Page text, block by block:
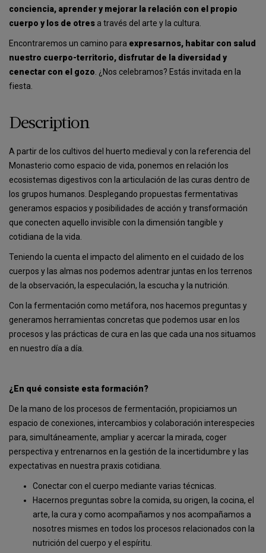
conciencia, aprender y mejorar la relación con el propio
cuerpo y los de otres a través del arte y la cultura.
Encontraremos un camino para expresarnos, habitar con salud
nuestro cuerpo-territorio, disfrutar de la diversidad y
cenectar con el gozo . ¿Nos celebramos? Estás invitada en la
fiesta.
Description
A partir de los cultivos del huerto medieval y con la referencia del
Monasterio como espacio de vida, ponemos en relación los
ecosistemas digestivos con la articulación de las curas dentro de
los grupos humanos. Desplegando propuestas fermentativas
generamos espacios y posibilidades de acción y transformación
que conecten aquello invisible con la dimensión tangible y
cotidiana de la vida.
Teniendo la cuenta el impacto del alimento en el cuidado de los
cuerpos y las almas nos podemos adentrar juntas en los terrenos
de la observación, la especulación, la escucha y la nutrición.
Con la fermentación como metáfora, nos hacemos preguntas y
generamos herramientas concretas que podemos usar en los
procesos y las prácticas de cura en las que cada una nos situamos
en nuestro día a día.
¿En qué consiste esta formación?
De la mano de los procesos de fermentación, propiciamos un
espacio de conexiones, intercambios y colaboración interespecies
para, simultáneamente, ampliar y acercar la mirada, coger
perspectiva y entrenarnos en la gestión de la incertidumbre y las
expectativas en nuestra praxis cotidiana.
Conectar con el cuerpo mediante varias técnicas.
Hacernos preguntas sobre la comida, su origen, la cocina, el
arte, la cura y como acompañamos y nos acompañamos a
nosotres mismes en todos los procesos relacionados con la
nutrición del cuerpo y el espíritu.